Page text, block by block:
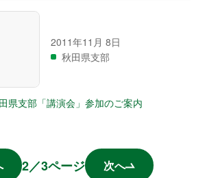
2011年11月 8日
秋田県支部
県支部「講演会」参加のご案内
2／3ページ 次へ